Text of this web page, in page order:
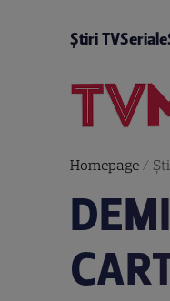
Știri TVSeriale
Homepage/